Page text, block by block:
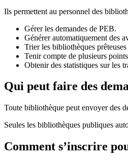
Ils permettent au personnel des
Gérer les demandes de PEB.
Générer automatiquement des
Trier les bibliothèques
Tenir compte de plusieurs
Obtenir des statistiques sur les
Qui peut faire des
Toute bibliothèque peut envoyer des
Seules les bibliothèques publiques
Comment s’inscrire